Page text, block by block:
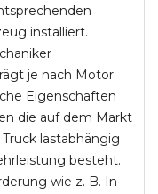
installiert.
je nach Motor
Eigenschaften
die auf dem Markt
lastabhängig
besteht.
wie z. B. In